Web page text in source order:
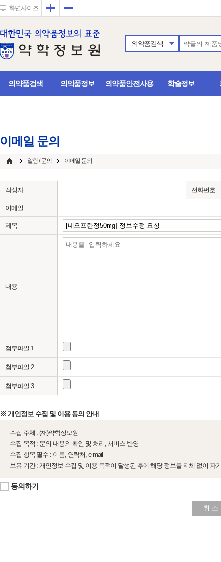
화면사이즈 확대
의약품검색
의약품검색 의약품정보 의약품안전사용 학술정보
이메일 문의
알림 / 문의 이메일 문의
작성자 전화번호
이메일
제목
내용
첨부파일 1
첨부파일 2
첨부파일 3
※ 개인정보 수집 및 이용 동의 안내
수집 주체 : (재)약학정보원
수집 목적 : 문의 내용의 확인 및 처리, 서비스 반영
수집 항목 필수 : 이름, 연락처, e-mail
보유 기간 : 개인정보 수집 및 이용 목적이 달성된 후에 해당 정보를 지체 없이 파
동의하기
취 소